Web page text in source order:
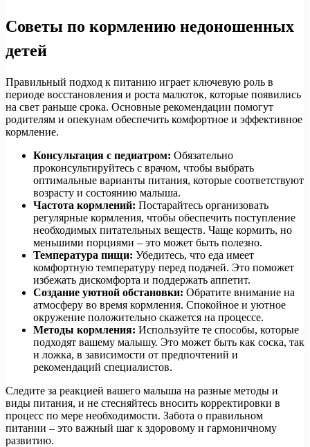
Советы по кормлению недоношенных
детей
Правильный подход к питанию играет ключевую роль в
периоде восстановления и роста малюток, которые появились
на свет раньше срока. Основные рекомендации помогут
родителям и опекунам обеспечить комфортное и эффективное
кормление.
Консультация с педиатром: Обязательно
проконсультируйтесь с врачом, чтобы выбрать
оптимальные варианты питания, которые соответствуют
возрасту и состоянию малыша.
Частота кормлений: Постарайтесь организовать
регулярные кормления, чтобы обеспечить поступление
необходимых питательных веществ. Чаще кормить, но
меньшими порциями – это может быть полезно.
Температура пищи: Убедитесь, что еда имеет
комфортную температуру перед подачей. Это поможет
избежать дискомфорта и поддержать аппетит.
Создание уютной обстановки: Обратите внимание на
атмосферу во время кормления. Спокойное и уютное
окружение положительно скажется на процессе.
Методы кормления: Используйте те способы, которые
подходят вашему малышу. Это может быть как соска, так
и ложка, в зависимости от предпочтений и
рекомендаций специалистов.
Следите за реакцией вашего малыша на разные методы и
виды питания, и не стесняйтесь вносить корректировки в
процесс по мере необходимости. Забота о правильном
питании – это важный шаг к здоровому и гармоничному
развитию.